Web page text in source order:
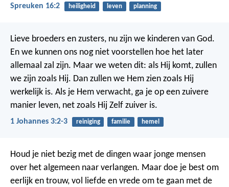
Spreuken 16:2 heiligheid leven planning
Lieve broeders en zusters, nu zijn we kinderen van God.
En we kunnen ons nog niet voorstellen hoe het later
allemaal zal zijn. Maar we weten dit: als Hij komt, zullen
we zijn zoals Hij. Dan zullen we Hem zien zoals Hij
werkelijk is. Als je Hem verwacht, ga je op een zuivere
manier leven, net zoals Hij Zelf zuiver is.
1 Johannes 3:2-3 reiniging familie hemel
Houd je niet bezig met de dingen waar jonge mensen
over het algemeen naar verlangen. Maar doe je best om
eerlijk en trouw, vol liefde en vrede om te gaan met de